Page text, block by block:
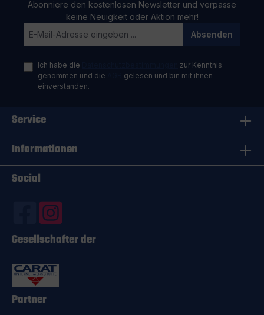
Abonniere den kostenlosen Newsletter und verpasse
keine Neuigkeit oder Aktion mehr!
Absenden
Ich habe die
zur Kenntnis
genommen und die
gelesen und bin mit ihnen
einverstanden.
Service
Informationen
Social
Gesellschafter der
Partner